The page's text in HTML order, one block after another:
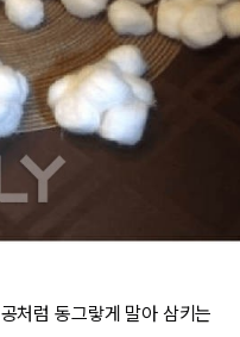
처럼 동그랗게 말아 삼키는